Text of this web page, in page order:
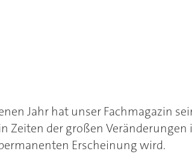
Jahr hat unser Fachmagazin
Zeiten der großen
Erscheinung wird.